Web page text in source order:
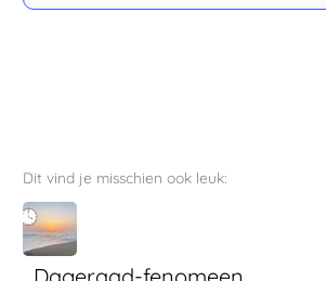
Dit vind je misschien ook leuk: